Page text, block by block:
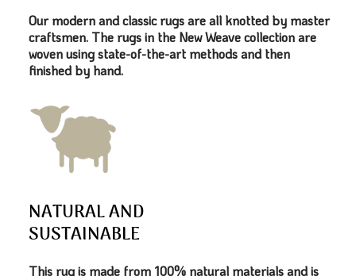
Our modern and classic rugs are all knotted by master
craftsmen. The rugs in the New Weave collection are
woven using state-of-the-art methods and then
finished by hand.
NATURAL AND
SUSTAINABLE
This rug is made from 100% natural materials and is